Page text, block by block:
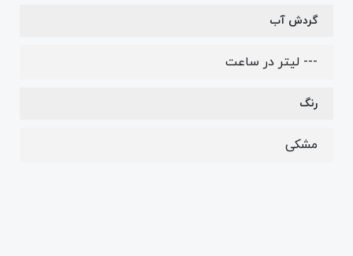
گردش آب
--- لیتر در ساعت
رنگ
مشکی